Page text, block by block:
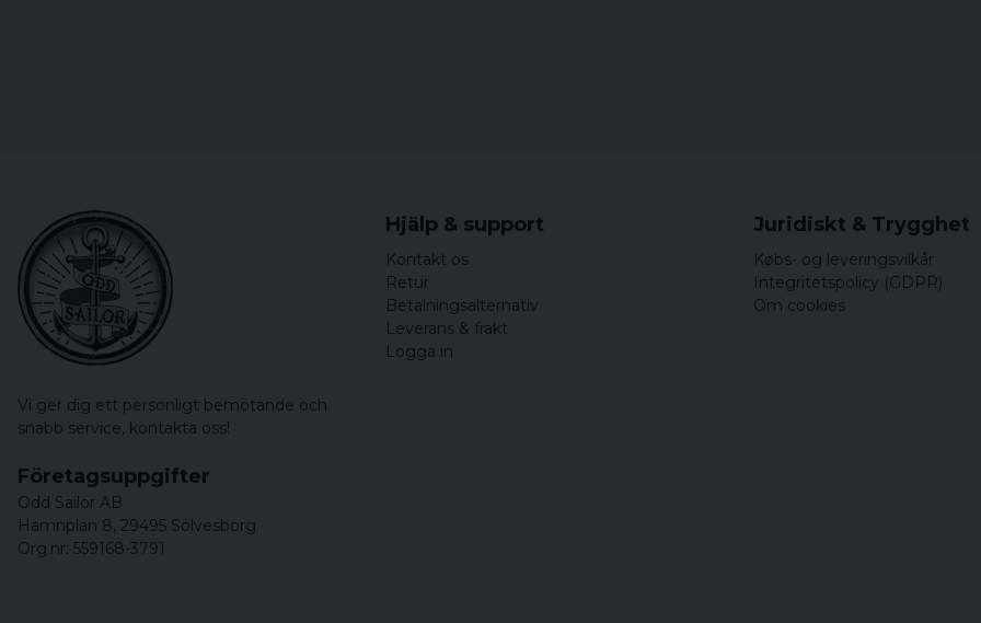
Vi ger dig ett personligt bemötande och
snabb service, kontakta oss!
Hjälp & support
Kontakt os
Retur
Betalningsalternativ
Leverans & frakt
Logga in
Juridiskt & Trygghet
Købs- og leveringsvilkår
Integritetspolicy (GDPR)
Om cookies
Företagsuppgifter
Odd Sailor AB
Hamnplan 8, 29495 Sölvesborg
Org.nr: 559168-3791